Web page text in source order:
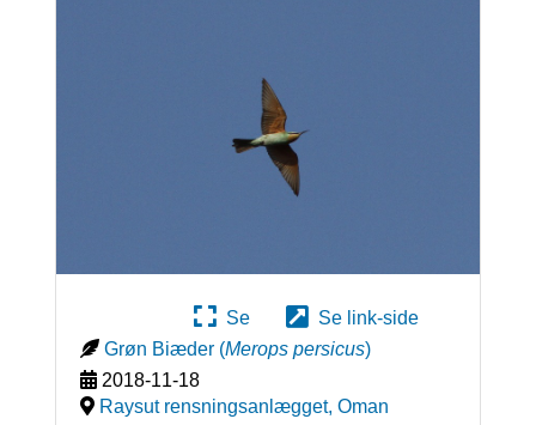
Se
Se link-side
Grøn Biæder (Merops persicus)
2018-11-18
Raysut rensningsanlægget, Oman